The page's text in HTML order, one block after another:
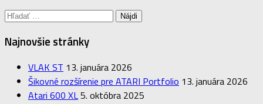
Hľadať:
Najnovšie stránky
VLAK ST 13. januára 2026
Šikovné rozšírenie pre ATARI Portfolio 13. januára 2026
Atari 600 XL5. októbra 2025